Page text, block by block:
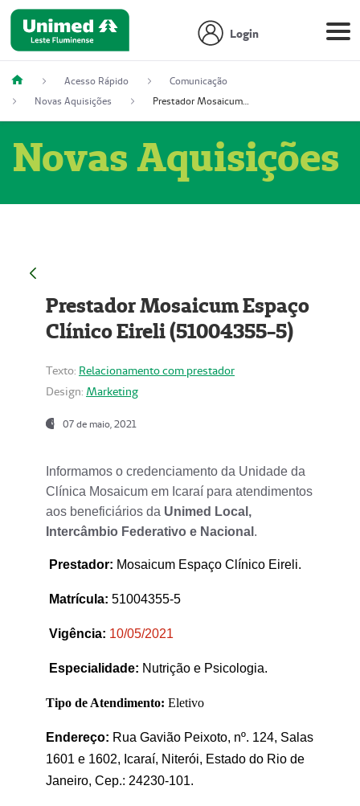
Login
Acesso Rápido
Comunicação
Novas Aquisições
Prestador Mosaicum Espaço Clínico Eireli (51004355-5)
Novas Aquisições
Prestador Mosaicum Espaço
Clínico Eireli (51004355-5)
Texto: Relacionamento com prestador
Design: Marketing
07 de maio, 2021
Informamos o credenciamento da Unidade da
Clínica Mosaicum em Icaraí para atendimentos
aos beneficiários da Unimed Local,
Intercâmbio Federativo e Nacional .
Prestador: Mosaicum Espaço Clínico Eireli.
Matrícula: 51004355-5
Vigência: 10/05/2021
Especialidade: Nutrição e Psicologia.
Tipo de Atendimento: Eletivo
Endereço: Rua Gavião Peixoto, nº. 124, Salas
1601 e 1602, Icaraí, Niterói, Estado do Rio de
Janeiro, Cep.: 24230-101.